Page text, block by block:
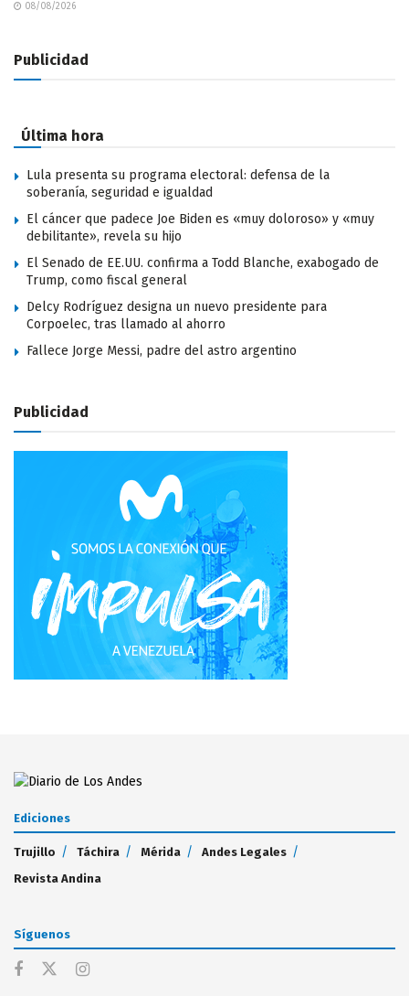
08/08/2026
Publicidad
Última hora
Lula presenta su programa electoral: defensa de la
soberanía, seguridad e igualdad
El cáncer que padece Joe Biden es «muy doloroso» y «muy
debilitante», revela su hijo
El Senado de EE.UU. confirma a Todd Blanche, exabogado de
Trump, como fiscal general
Delcy Rodríguez designa un nuevo presidente para
Corpoelec, tras llamado al ahorro
Fallece Jorge Messi, padre del astro argentino
Publicidad
Ediciones
Trujillo Táchira Mérida
Andes Legales
Revista Andina
Síguenos